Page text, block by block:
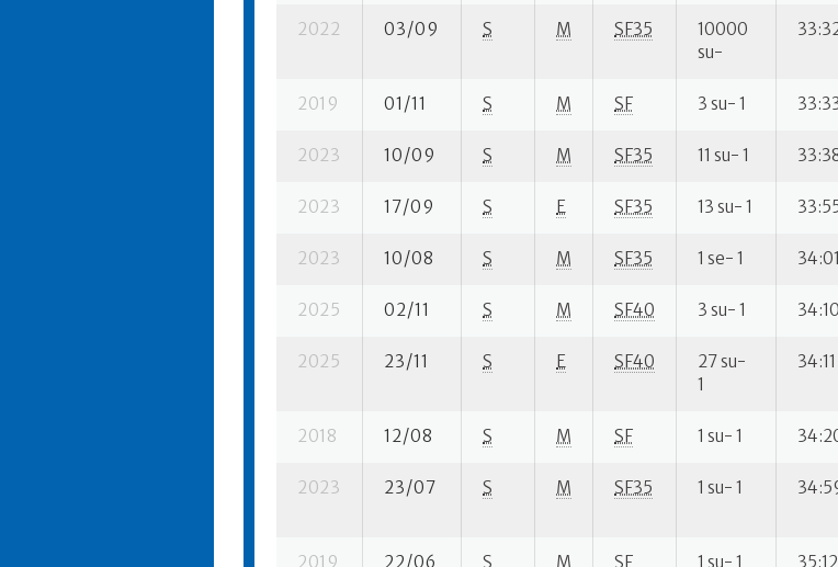
2022 03/09 S M SF35
10000
su-
2019 01/11 S M SF 3 su- 1
2023 10/09 S M SF35 11 su- 1
2023 17/09 S E SF35 13 su- 1
2023 10/08 S M SF35 1 se- 1 34:01
2025 02/11 S M SF40 3 su- 1 34:10
2025 23/11 S E SF40
27 su-
1
34:11
2018 12/08 S M SF 1 su- 1
2023 23/07 S M SF35 1 su- 1
2019 22/06 S M SF 1 su- 1 35:12